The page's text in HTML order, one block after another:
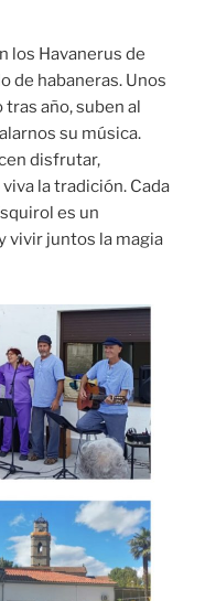
los Havanerus de
de habaneras. Unos
año, suben al
su música.
disfrutar,
la tradición. Cada
es un
vivir juntos la magia